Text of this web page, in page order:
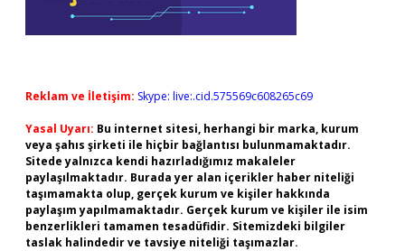
Reklam ve İletişim: Skype: live:.cid.575569c608265c69
Yasal Uyarı: Bu internet sitesi, herhangi bir marka, kurum
veya şahıs şirketi ile hiçbir bağlantısı bulunmamaktadır.
Sitede yalnızca kendi hazırladığımız makaleler
paylaşılmaktadır. Burada yer alan içerikler haber niteliği
taşımamakta olup, gerçek kurum ve kişiler hakkında
paylaşım yapılmamaktadır. Gerçek kurum ve kişiler ile isim
benzerlikleri tamamen tesadüfidir. Sitemizdeki bilgiler
taslak halindedir ve tavsiye niteliği taşımazlar.